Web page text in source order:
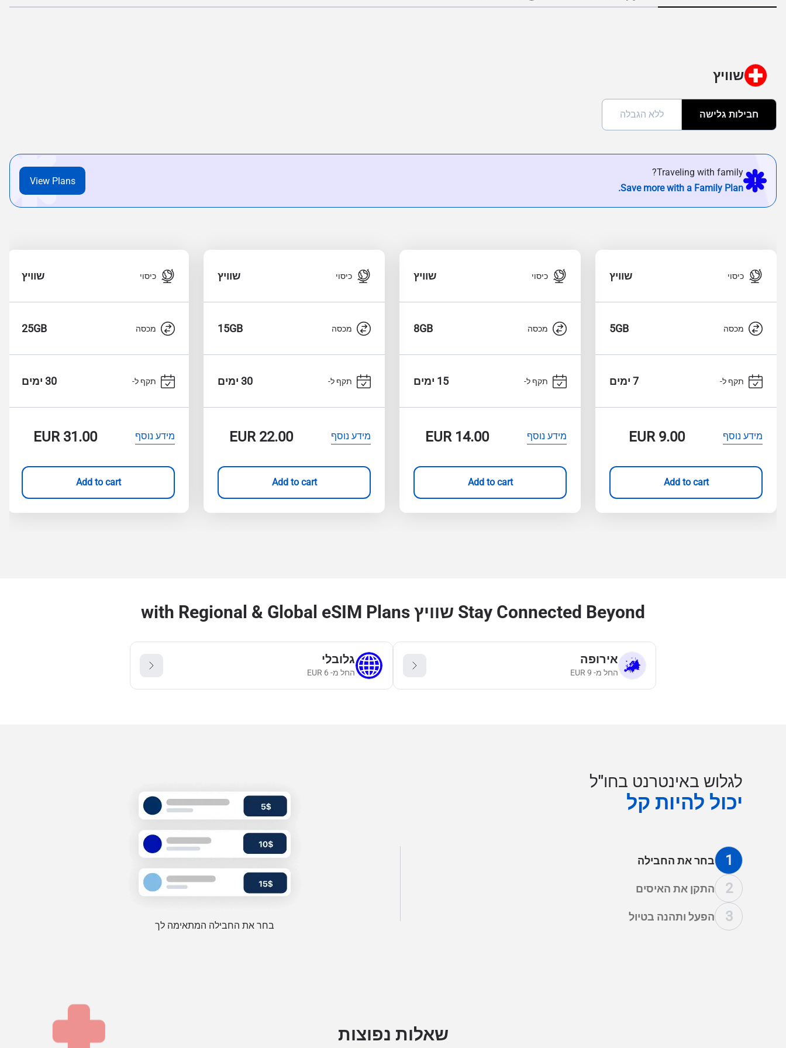
שוויץ
חבילות גלישה ללא הגבלה
Traveling with family?
Save more with a Family Plan.
View Plans
כיסוי שוויץ
מכסה 5GB
תקף ל- 7 ימים
מידע נוסף EUR9.00
Add to cart
כיסוי שוויץ
מכסה 8GB
תקף ל- 15 ימים
מידע נוסף EUR14.00
Add to cart
כיסוי שוויץ
מכסה 15GB
תקף ל- 30 ימים
מידע נוסף EUR22.00
Add to cart
כיסוי שוויץ
מכסה 25GB
תקף ל- 30 ימים
מידע נוסף EUR31.00
Add to cart
Stay Connected Beyond שוויץ with Regional & Global eSIM Plans
אירופה
החל מ- EUR 9
גלובלי
החל מ- EUR 6
לגלוש באינטרנט בחו"ל
יכול להיות קל
1 בחר את החבילה
2 התקן את האיסים
3 הפעל ותהנה בטיול
בחר את החבילה המתאימה לך
שאלות נפוצות